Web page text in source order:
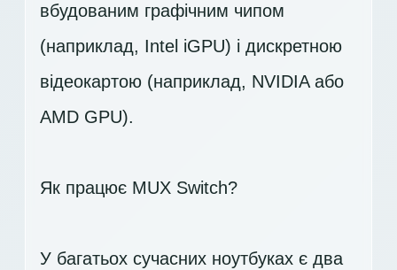
вбудованим графічним чипом
(наприклад, Intel iGPU) і дискретною
відеокартою (наприклад, NVIDIA або
AMD GPU).
Як працює MUX Switch?
У багатьох сучасних ноутбуках є два